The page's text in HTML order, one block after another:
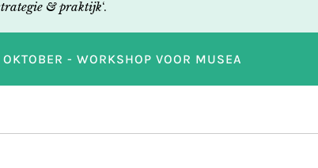
& praktijk‘.
- WORKSHOP VOOR MUSEA